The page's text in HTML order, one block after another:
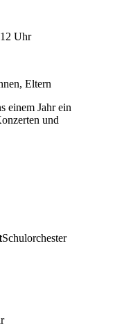
Uhr
Eltern
einem Jahr ein
und
Schulorchester